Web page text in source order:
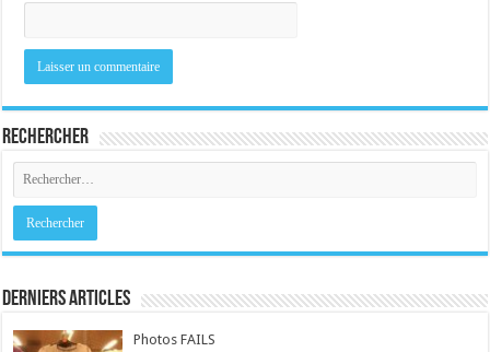
Rechercher
Derniers Articles
Photos FAILS